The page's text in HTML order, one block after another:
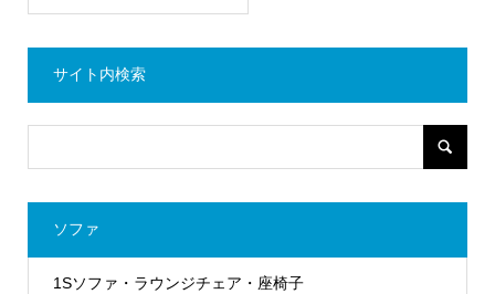
サイト内検索
ソファ
1Sソファ・ラウンジチェア・座椅子